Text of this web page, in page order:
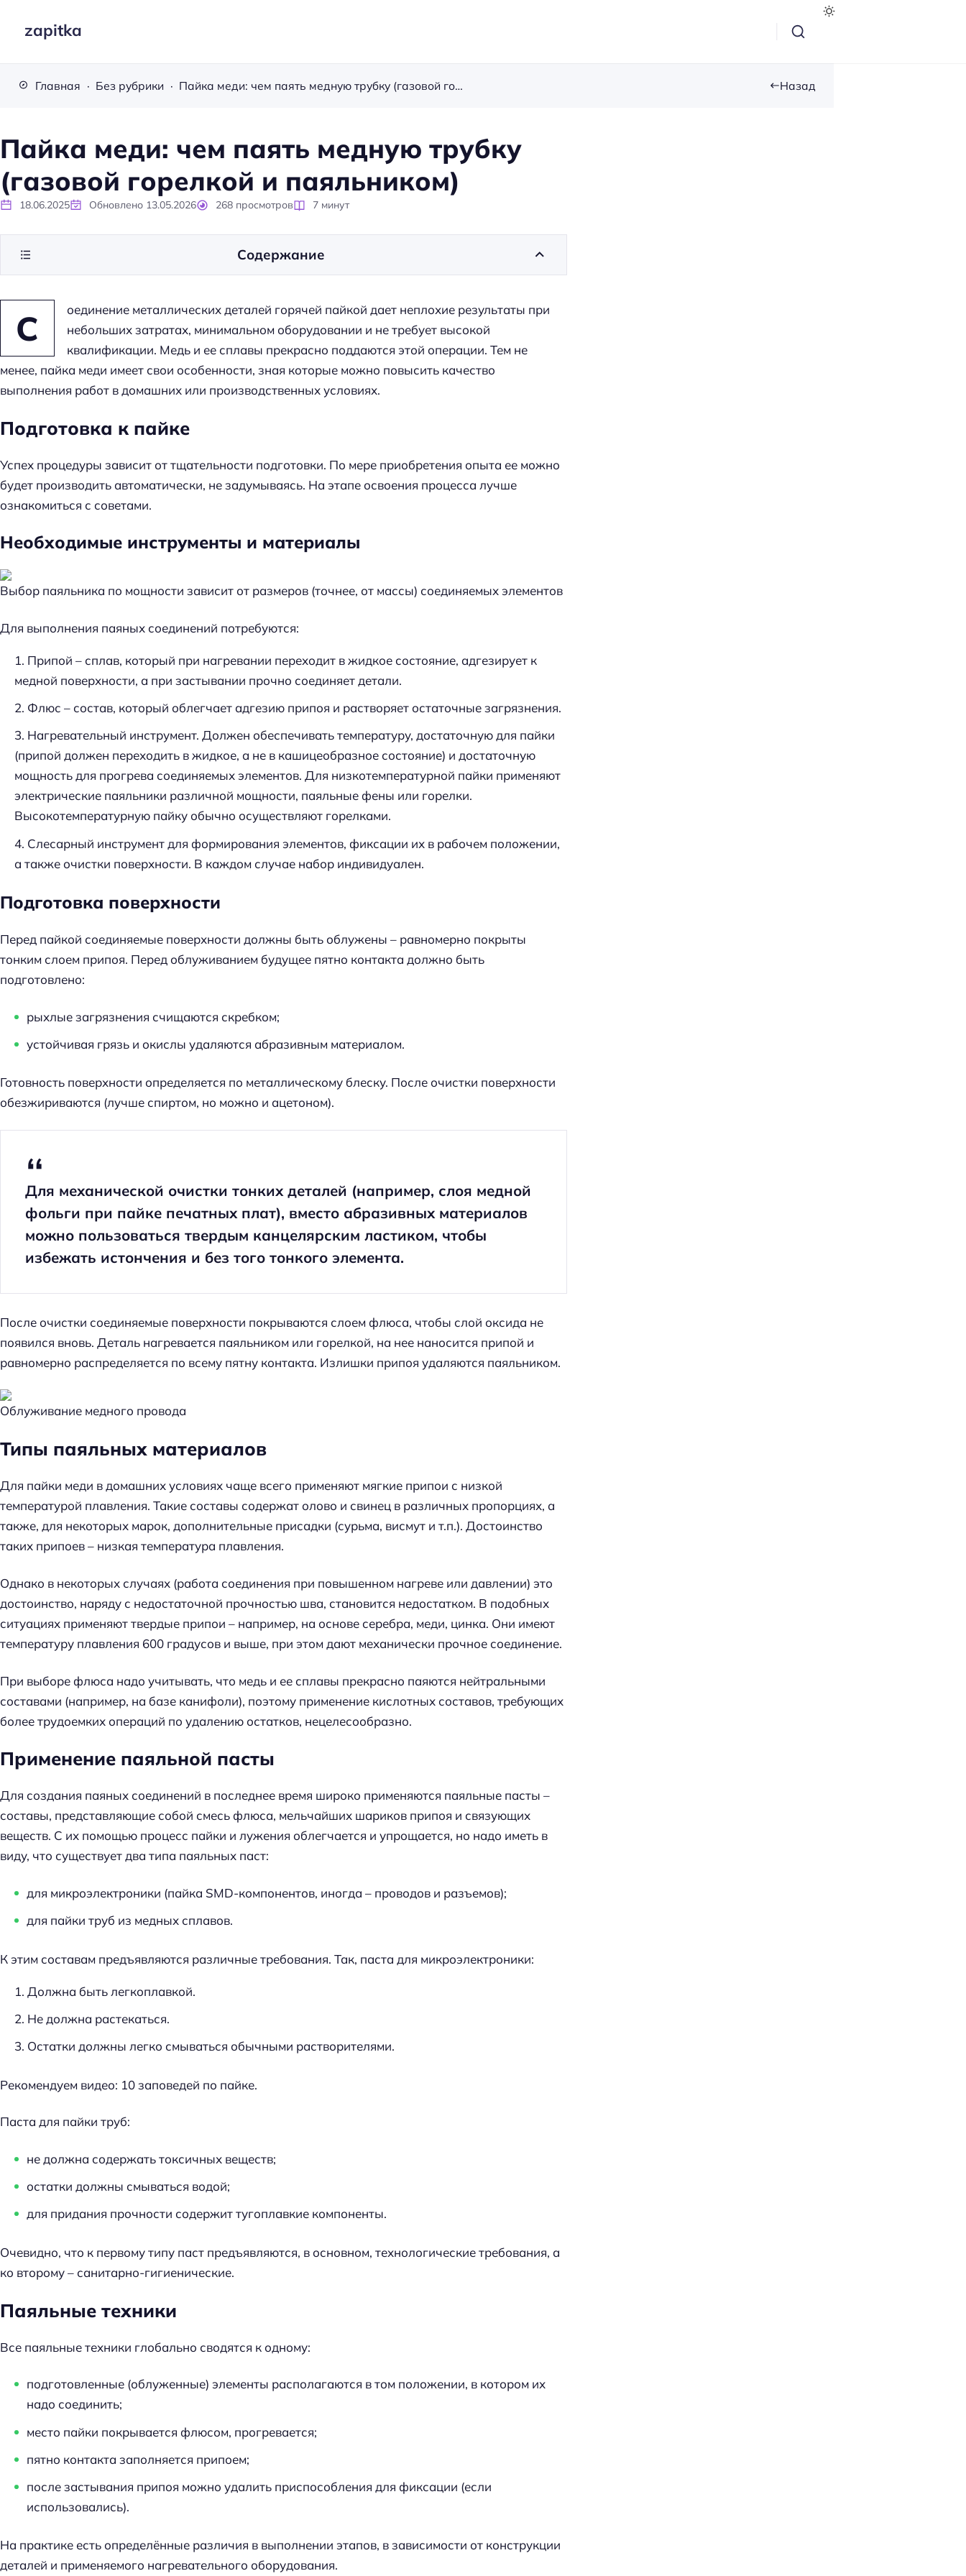
zapitka
Главная Без рубрики Пайка меди: чем паять медную трубку (газовой горелкой и паяльником) Назад
Пайка меди: чем паять медную трубку
(газовой горелкой и паяльником)
18.06.2025 Обновлено 13.05.2026 268 просмотров 7 минут
С
оединение металлических деталей горячей пайкой дает неплохие результаты при
небольших затратах, минимальном оборудовании и не требует высокой
квалификации. Медь и ее сплавы прекрасно поддаются этой операции. Тем не
менее, пайка меди имеет свои особенности, зная которые можно повысить качество
выполнения работ в домашних или производственных условиях.
Подготовка к пайке
Успех процедуры зависит от тщательности подготовки. По мере приобретения опыта ее можно
будет производить автоматически, не задумываясь. На этапе освоения процесса лучше
ознакомиться с советами.
Необходимые инструменты и материалы
Выбор паяльника по мощности зависит от размеров (точнее, от массы) соединяемых элементов
Для выполнения паяных соединений потребуются:
Припой – сплав, который при нагревании переходит в жидкое состояние, адгезирует к
медной поверхности, а при застывании прочно соединяет детали.
Флюс – состав, который облегчает адгезию припоя и растворяет остаточные загрязнения.
Нагревательный инструмент. Должен обеспечивать температуру, достаточную для пайки
(припой должен переходить в жидкое, а не в кашицеобразное состояние) и достаточную
мощность для прогрева соединяемых элементов. Для низкотемпературной пайки применяют
электрические паяльники различной мощности, паяльные фены или горелки.
Высокотемпературную пайку обычно осуществляют горелками.
Слесарный инструмент для формирования элементов, фиксации их в рабочем положении,
а также очистки поверхности. В каждом случае набор индивидуален.
Подготовка поверхности
Перед пайкой соединяемые поверхности должны быть облужены – равномерно покрыты
тонким слоем припоя. Перед облуживанием будущее пятно контакта должно быть
подготовлено:
рыхлые загрязнения счищаются скребком;
устойчивая грязь и окислы удаляются абразивным материалом.
Готовность поверхности определяется по металлическому блеску. После очистки поверхности
обезжириваются (лучше спиртом, но можно и ацетоном).
Для механической очистки тонких деталей (например, слоя медной
фольги при пайке печатных плат), вместо абразивных материалов
можно пользоваться твердым канцелярским ластиком, чтобы
избежать истончения и без того тонкого элемента.
После очистки соединяемые поверхности покрываются слоем флюса, чтобы слой оксида не
появился вновь. Деталь нагревается паяльником или горелкой, на нее наносится припой и
равномерно распределяется по всему пятну контакта. Излишки припоя удаляются паяльником.
Облуживание медного провода
Типы паяльных материалов
Для пайки меди в домашних условиях чаще всего применяют мягкие припои с низкой
температурой плавления. Такие составы содержат олово и свинец в различных пропорциях, а
также, для некоторых марок, дополнительные присадки (сурьма, висмут и т.п.). Достоинство
таких припоев – низкая температура плавления.
Однако в некоторых случаях (работа соединения при повышенном нагреве или давлении) это
достоинство, наряду с недостаточной прочностью шва, становится недостатком. В подобных
ситуациях применяют твердые припои – например, на основе серебра, меди, цинка. Они имеют
температуру плавления 600 градусов и выше, при этом дают механически прочное соединение.
При выборе флюса надо учитывать, что медь и ее сплавы прекрасно паяются нейтральными
составами (например, на базе канифоли), поэтому применение кислотных составов, требующих
более трудоемких операций по удалению остатков, нецелесообразно.
Применение паяльной пасты
Для создания паяных соединений в последнее время широко применяются паяльные пасты –
составы, представляющие собой смесь флюса, мельчайших шариков припоя и связующих
веществ. С их помощью процесс пайки и лужения облегчается и упрощается, но надо иметь в
виду, что существует два типа паяльных паст:
для микроэлектроники (пайка SMD-компонентов, иногда – проводов и разъемов);
для пайки труб из медных сплавов.
К этим составам предъявляются различные требования. Так, паста для микроэлектроники:
Должна быть легкоплавкой.
Не должна растекаться.
Остатки должны легко смываться обычными растворителями.
Рекомендуем видео: 10 заповедей по пайке.
Паста для пайки труб:
не должна содержать токсичных веществ;
остатки должны смываться водой;
для придания прочности содержит тугоплавкие компоненты.
Очевидно, что к первому типу паст предъявляются, в основном, технологические требования, а
ко второму – санитарно-гигиенические.
Паяльные техники
Все паяльные техники глобально сводятся к одному:
подготовленные (облуженные) элементы располагаются в том положении, в котором их
надо соединить;
место пайки покрывается флюсом, прогревается;
пятно контакта заполняется припоем;
после застывания припоя можно удалить приспособления для фиксации (если
использовались).
На практике есть определённые различия в выполнении этапов, в зависимости от конструкции
деталей и применяемого нагревательного оборудования.
Содержание